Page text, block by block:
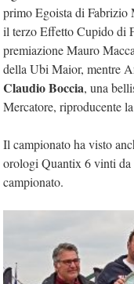
primo Egoista di Fabrizio
il terzo Effetto Cupido di
premiazione Mauro
della Ubi Maior, mentre
Claudio Boccia, una
Mercatore, riproducente
Il campionato ha visto
orologi Quantix 6 vinti da
campionato.